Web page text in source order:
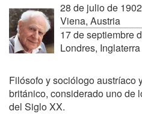
28 de julio de 1902
Viena, Austria
17 de septiembre
Londres, Inglaterra
Filósofo y sociólogo austríaco
británico, considerado uno de
del Siglo XX.